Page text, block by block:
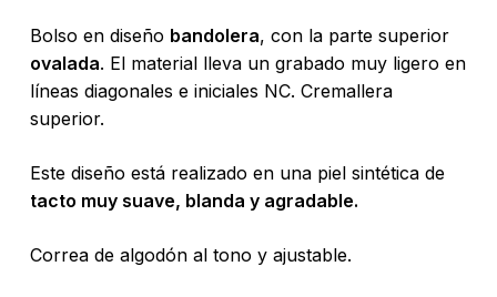
Bolso en diseño bandolera, con la parte superior
ovalada. El material lleva un grabado muy ligero en
líneas diagonales e iniciales NC. Cremallera
superior.
Este diseño está realizado en una piel sintética de
tacto muy suave, blanda y agradable.
Correa de algodón al tono y ajustable.